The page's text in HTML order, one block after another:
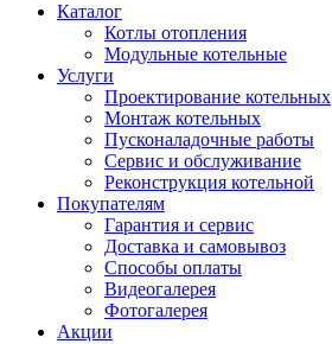
Каталог
Котлы отопления
Модульные котельные
Услуги
Проектирование котельных
Монтаж котельных
Пусконаладочные работы
Сервис и обслуживание
Реконструкция котельной
Покупателям
Гарантия и сервис
Доставка и самовывоз
Способы оплаты
Видеогалерея
Фотогалерея
Акции